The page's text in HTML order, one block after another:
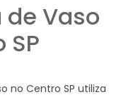
Vaso
SP
no Centro SP utiliza